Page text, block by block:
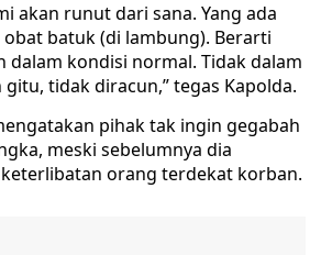
akan runut dari sana. Yang ada
batuk (di lambung). Berarti
dalam kondisi normal. Tidak dalam
tidak diracun,” tegas Kapolda.
pihak tak ingin gegabah
meski sebelumnya dia
orang terdekat korban.